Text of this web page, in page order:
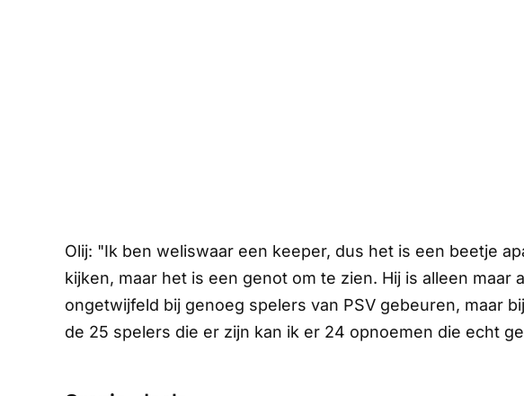
Olij: "Ik ben weliswaar een keeper, dus het is een beetje
kijken, maar het is een genot om te zien. Hij is alleen maar
ongetwijfeld bij genoeg spelers van PSV gebeuren, maar
de 25 spelers die er zijn kan ik er 24 opnoemen die echt